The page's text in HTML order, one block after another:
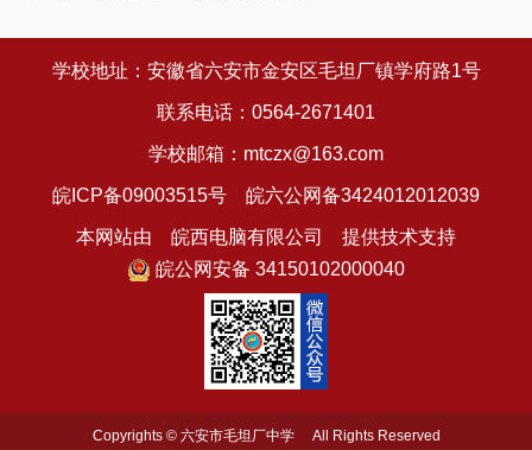
学校地址：安徽省六安市金安区毛坦厂镇学府路1号
联系电话：0564-2671401
学校邮箱：mtczx@163.com
皖ICP备09003515号 皖六公网备3424012012039
本网站由 皖西电脑有限公司 提供技术支持
皖公网安备 34150102000040
Copyrights © 六安市毛坦厂中学 All Rights Reserved